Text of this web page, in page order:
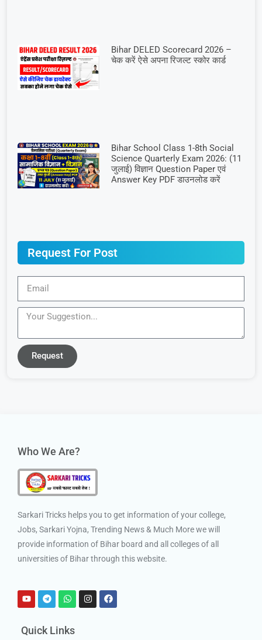
Bihar DELED Scorecard 2026 –
चेक करें ऐसे अपना रिजल्ट स्कोर कार्ड
Bihar School Class 1-8th Social
Science Quarterly Exam 2026: (11
जुलाई) विज्ञान Question Paper एवं
Answer Key PDF डाउनलोड करें
Request For Post
Request
Who We Are?
Sarkari Tricks helps you to get information of your college,
Jobs, Sarkari Yojna, Trending News & Much More we will
provide information of Bihar board and all colleges of all
universities of Bihar through this website.
Quick Links